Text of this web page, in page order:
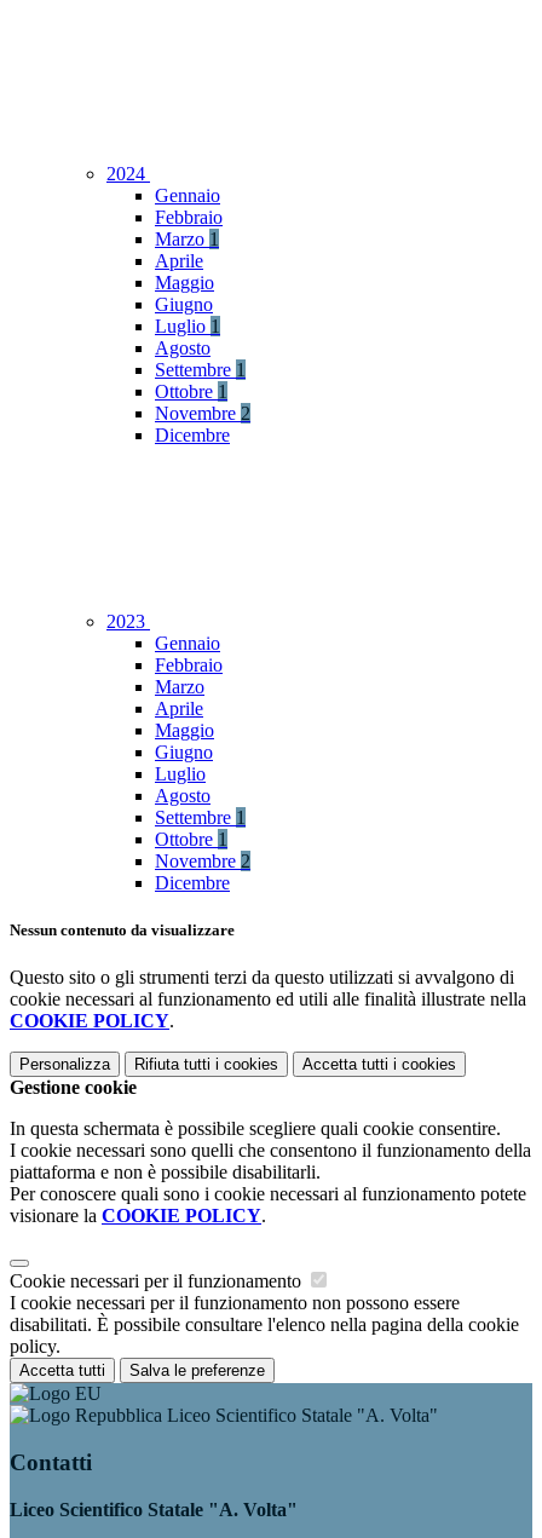
2024
Gennaio
Febbraio
Marzo 1
Aprile
Maggio
Giugno
Luglio 1
Agosto
Settembre 1
Ottobre 1
Novembre 2
Dicembre
2023
Gennaio
Febbraio
Marzo
Aprile
Maggio
Giugno
Luglio
Agosto
Settembre 1
Ottobre 1
Novembre 2
Dicembre
Nessun contenuto da visualizzare
Questo sito o gli strumenti terzi da questo utilizzati si avvalgono di
cookie necessari al funzionamento ed utili alle finalità illustrate nella
COOKIE POLICY.
Personalizza Rifiuta tutti i cookies Accetta tutti i cookies
Gestione cookie
In questa schermata è possibile scegliere quali cookie consentire.
I cookie necessari sono quelli che consentono il funzionamento della
piattaforma e non è possibile disabilitarli.
Per conoscere quali sono i cookie necessari al funzionamento potete
visionare la COOKIE POLICY.
Cookie necessari per il funzionamento
I cookie necessari per il funzionamento non possono essere
disabilitati. È possibile consultare l'elenco nella pagina della cookie
policy.
Accetta tutti Salva le preferenze
Liceo Scientifico Statale "A. Volta"
Contatti
Liceo Scientifico Statale "A. Volta"